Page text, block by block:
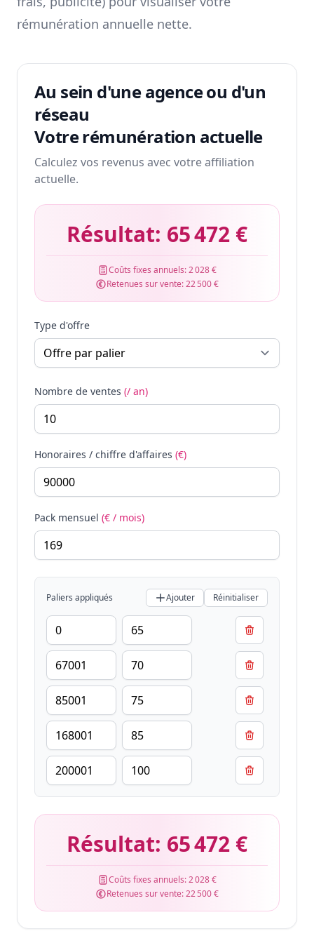
rémunération annuelle nette.
Au sein d'une agence ou d'un
réseau
Votre rémunération actuelle
Calculez vos revenus avec votre affiliation
actuelle.
Résultat: 65 472 €
Coûts fixes annuels:2 028 €
Retenues sur vente:22 500 €
Type d'offre
Nombre de ventes (/ an)
Honoraires / chiffre d'affaires (€)
Pack mensuel (€ / mois)
Paliers appliqués Ajouter Réinitialiser
Résultat: 65 472 €
Coûts fixes annuels:2 028 €
Retenues sur vente:22 500 €